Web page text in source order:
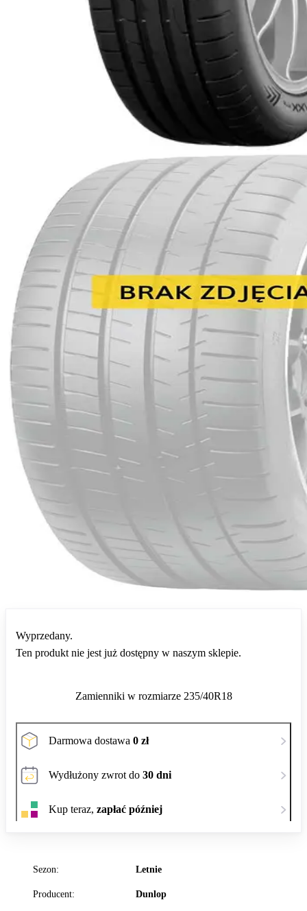
Sezon: Letnie
Producent: Dunlop
Wyprzedany.
Ten produkt nie jest już dostępny w naszym sklepie.
Zamienniki w rozmiarze 235/40R18
Darmowa dostawa 0 zł
Wydłużony zwrot do 30 dni
Kup teraz, zapłać później